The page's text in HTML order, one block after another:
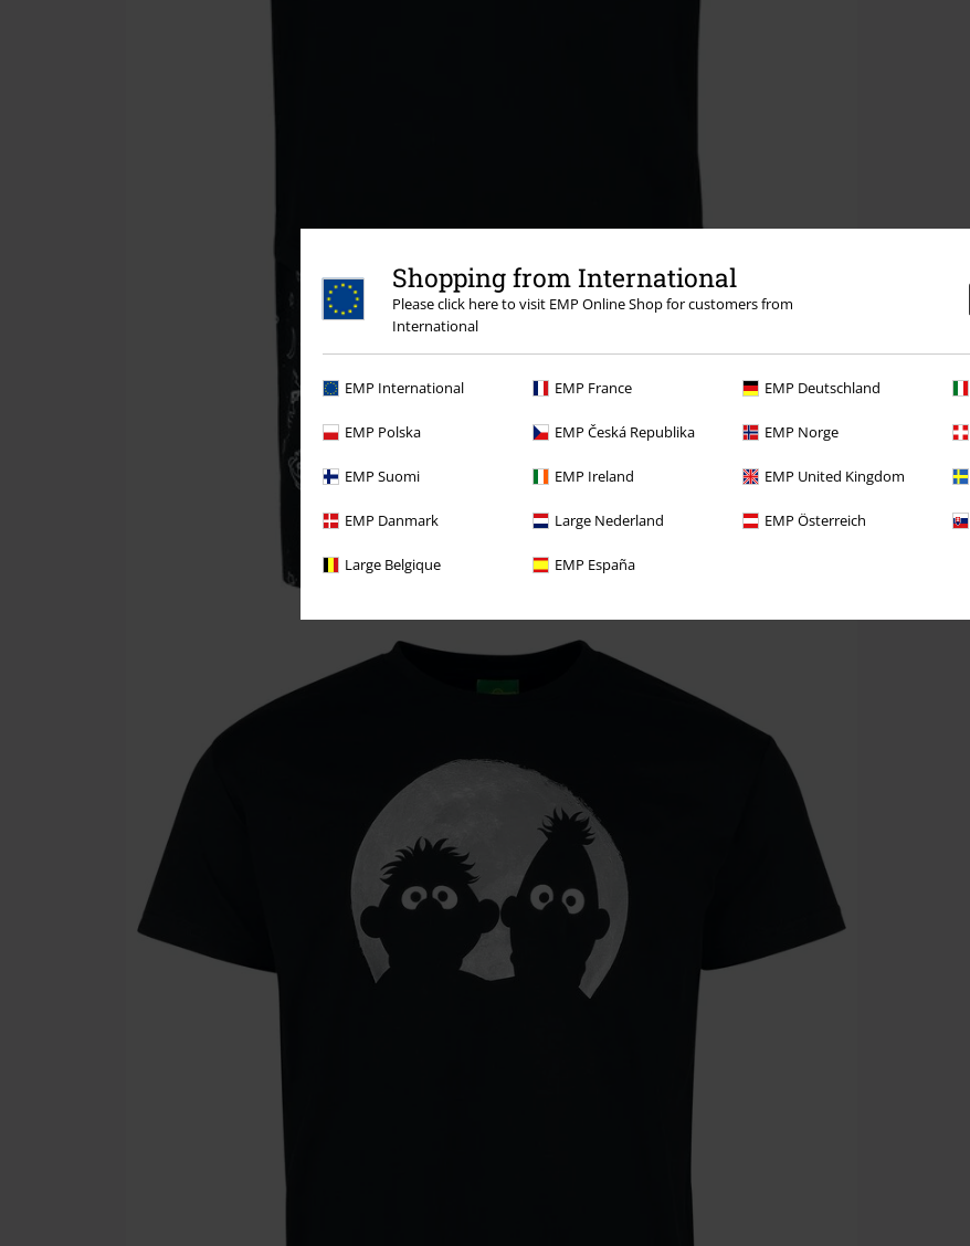
Shopping from International
Please click here to visit EMP Online Shop for customers from
International
EMP International EMP France EMP Deutschland
EMP Polska EMP Česká Republika EMP Norge
EMP Suomi EMP Ireland EMP United Kingdom
EMP Danmark Large Nederland EMP Österreich
Large Belgique EMP España